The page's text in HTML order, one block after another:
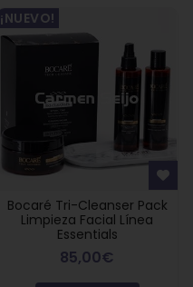
¡NUEVO!
Bocaré Tri-Cleanser Pack
Limpieza Facial Línea
Essentials
85,00€